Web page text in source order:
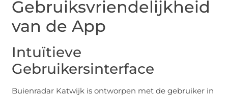
Gebruiksvriendelijkheid
van de App
Intuïtieve
Gebruikersinterface
Buienradar Katwijk is ontworpen met de gebruiker in